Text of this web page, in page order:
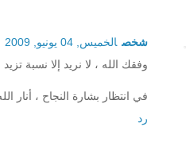
شخص الخميس, 04 يونيو, 2009
وفقك الله ، لا نريد إلا نسبة تزيد عن 98%
في انتظار بشارة النجاح ، أنار
رد